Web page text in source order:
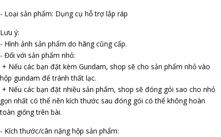
- Loại sản phẩm: Dụng cụ hỗ trợ lắp ráp
Lưu ý:
- Hình ảnh sản phẩm do hãng cũng cấp.
- Đối với sản phẩm nhỏ:
+ Nếu các bạn đặt kèm Gundam, shop sẽ cho sản phẩm nhỏ vào
hộp gundam để tránh thất lạc.
+ Nếu các bạn đặt nhiều sản phẩm, shop sẽ đóng gói sao cho nhỏ
gọn nhất có thể nên kích thước sau đóng gói có thể không hoàn
toàn giống trên bài.
- Kích thước/cân nặng hộp sản phẩm: